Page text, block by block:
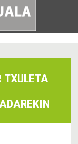
TXULETA